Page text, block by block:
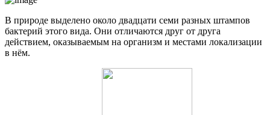
В природе выделено около двадцати семи разных штампов
бактерий этого вида. Они отличаются друг от друга
действием, оказываемым на организм и местами локализации
в нём.